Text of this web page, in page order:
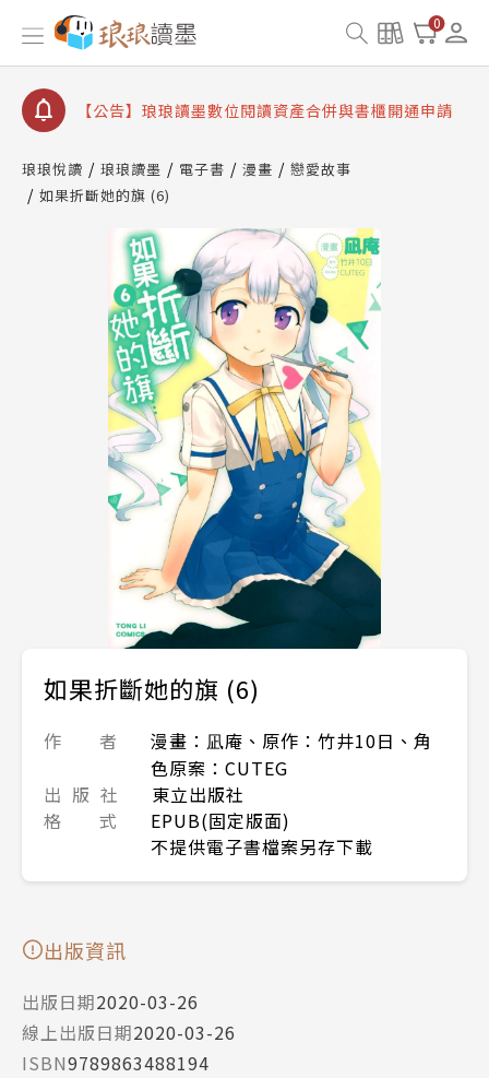
0
【公告】琅琅書店服務升級重要說明及資產合併結果
查詢
【公告】因 Readmoo 讀墨系統維護中，本站同步暫
【公告】琅琅讀墨數位閱讀資產合併與書櫃開通申請
【公告】琅琅讀墨 3 分鐘完成書櫃開通與資產合併申
請圖文教學
【公告】琅琅書店服務升級重要說明及資產合併結果
【公告】因 Readmoo 讀墨系統維護中，本站同步暫
停部分閱讀服務
琅琅悅讀 琅琅讀墨 電子書 漫畫
戀愛故事
如果折斷她的旗 (6)
如果折斷她的旗 (6)
作 者
漫畫：凪庵、原作：竹井10日、角
色原案：CUTEG
出 版 社
東立出版社
格 式
EPUB(固定版面)
不提供電子書檔案另存下載
出版資訊
出版日期2020-03-26
線上出版日期2020-03-26
ISBN9789863488194